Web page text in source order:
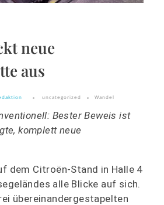
neue
aus
uncategorized Wandel
Bester Beweis ist
komplett neue
dem Citroën-Stand in Halle 4
alle Blicke auf sich.
übereinandergestapelten